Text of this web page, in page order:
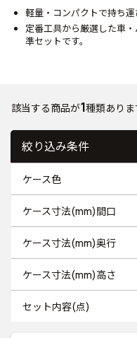
軽量・コンパクトで持ち運
定番工具から厳選した車
準セットです。
該当する商品が1種類ありま
絞り込み条件
ケース色
ケース寸法(mm)間口
ケース寸法(mm)奥行
ケース寸法(mm)高さ
セット内容(点)